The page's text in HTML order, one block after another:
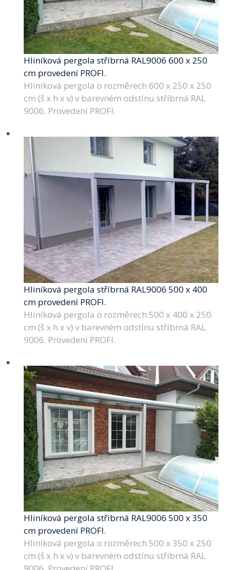
Hliníková pergola stříbrná RAL9006 600 x 250
cm provedení PROFI.
Hliníková pergola o rozměrech 600 x 250 x 250
cm (š x h x v) v barevném odstínu stříbrná RAL
9006. Provedení PROFI.
Hliníková pergola stříbrná RAL9006 500 x 400
cm provedení PROFI.
Hliníková pergola o rozměrech 500 x 400 x 250
cm (š x h x v) v barevném odstínu stříbrná RAL
9006. Provedení PROFI.
Hliníková pergola stříbrná RAL9006 500 x 350
cm provedení PROFI.
Hliníková pergola o rozměrech 500 x 350 x 250
cm (š x h x v) v barevném odstínu stříbrná RAL